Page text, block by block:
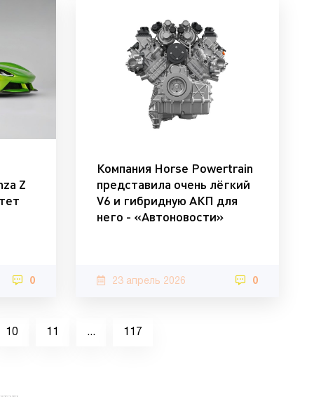
Z
0
Компания Horse Powertrain
представила очень лёгкий
V6 и гибридную АКП для
него - «Автоновости»
23 апрель 2026 0
10 11 ... 117